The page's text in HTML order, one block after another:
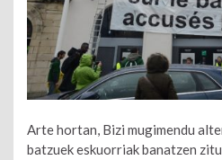
Arte hortan, Bizi mugimendu
batzuek eskuorriak banatzen